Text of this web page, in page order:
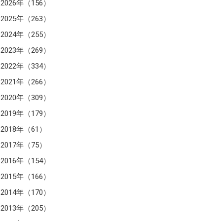
2026年（156）
2025年（263）
2024年（255）
2023年（269）
2022年（334）
2021年（266）
2020年（309）
2019年（179）
2018年（61）
2017年（75）
2016年（154）
2015年（166）
2014年（170）
2013年（205）